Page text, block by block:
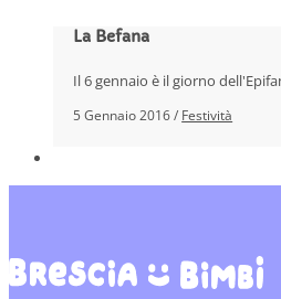
La Befana
Il 6 gennaio è il giorno
5 Gennaio 2016 / Festività